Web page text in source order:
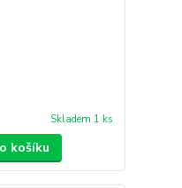
Skladem 1 ks
košíku